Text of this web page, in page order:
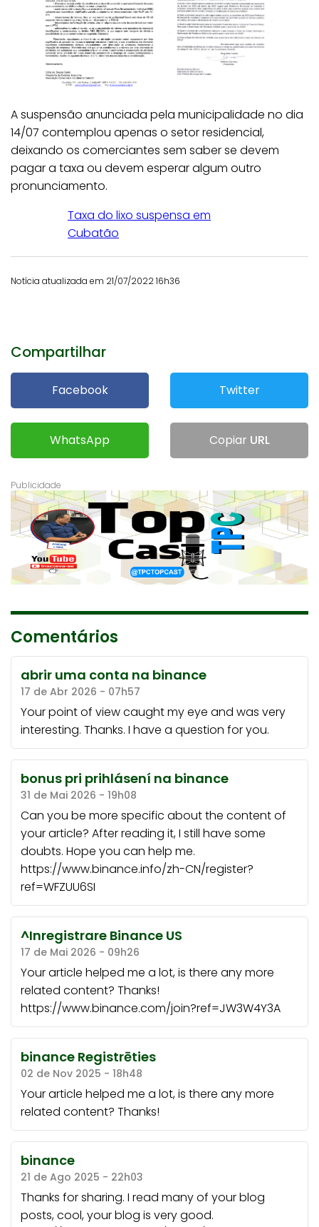
A suspensão anunciada pela municipalidade no dia
14/07 contemplou apenas o setor residencial,
deixando os comerciantes sem saber se devem
pagar a taxa ou devem esperar algum outro
pronunciamento.
Taxa do lixo suspensa em
Cubatão
Notícia atualizada em 21/07/2022 16h36
Compartilhar
Facebook Twitter
WhatsApp Copiar URL
Comentários
abrir uma conta na binance
17 de Abr 2026 - 07h57
Your point of view caught my eye and was very
interesting. Thanks. I have a question for you.
bonus pri prihlásení na binance
31 de Mai 2026 - 19h08
Can you be more specific about the content of
your article? After reading it, I still have some
doubts. Hope you can help me.
https://www.binance.info/zh-CN/register?
ref=WFZUU6SI
^Inregistrare Binance US
17 de Mai 2026 - 09h26
Your article helped me a lot, is there any more
related content? Thanks!
https://www.binance.com/join?ref=JW3W4Y3A
binance Registrēties
02 de Nov 2025 - 18h48
Your article helped me a lot, is there any more
related content? Thanks!
binance
21 de Ago 2025 - 22h03
Thanks for sharing. I read many of your blog
posts, cool, your blog is very good.